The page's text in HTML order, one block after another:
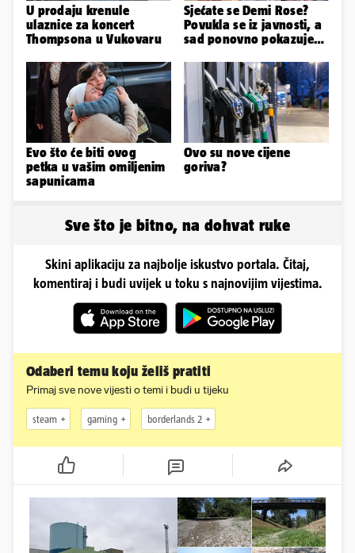
U prodaju krenule
ulaznice za koncert
Thompsona u Vukovaru
Sjećate se Demi Rose?
Povukla se iz javnosti, a
sad ponovno pokazuje
Evo što će biti ovog
petka u vašim omiljenim
sapunicama
Ovo su nove cijene
goriva?
Sve što je bitno, na dohvat ruke
Skini aplikaciju za najbolje iskustvo portala. Čitaj,
komentiraj i budi uvijek u toku s najnovijim vijestima.
Odaberi temu koju želiš pratiti
Primaj sve nove vijesti o temi i budi u tijeku
steam gaming borderlands 2